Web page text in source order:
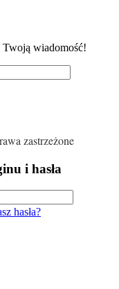
Twoją wiadomość!
zastrzeżone
i hasła
hasła?